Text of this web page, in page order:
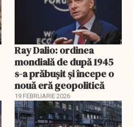
Ray Dalio: ordinea
mondială de după 1945
s-a prăbușit și începe o
nouă eră geopolitică
19 FEBRUARIE 2026